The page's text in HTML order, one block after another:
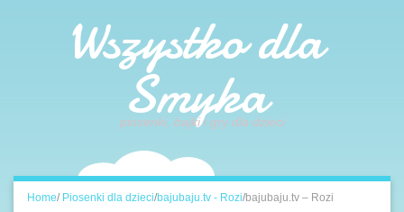
Wszystko dla
Smyka
piosenki, bajki i gry dla dzieci
Home/ Piosenki dla dzieci/bajubaju.tv - Rozi/bajubaju.tv – Rozi